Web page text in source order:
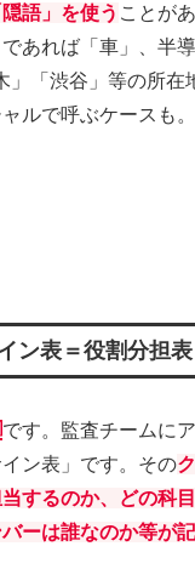
語」を使う ことが
あれば「車」、半
」「渋谷」等の所在
ルで呼ぶケースも。
ン表＝役割分担表
です。監査チームに
ン表」です。その
するのか、どの科
ーは誰なのか等が